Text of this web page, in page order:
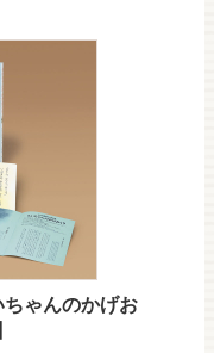
ゃんのかげお